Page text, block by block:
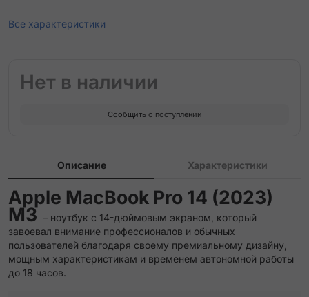
Все характеристики
Нет в наличии
Сообщить о поступлении
Описание Характеристики
Apple MacBook Pro 14 (2023)
M3 – ноутбук с 14-дюймовым экраном, который
завоевал внимание профессионалов и обычных
пользователей благодаря своему премиальному дизайну,
мощным характеристикам и временем автономной работы
до 18 часов.